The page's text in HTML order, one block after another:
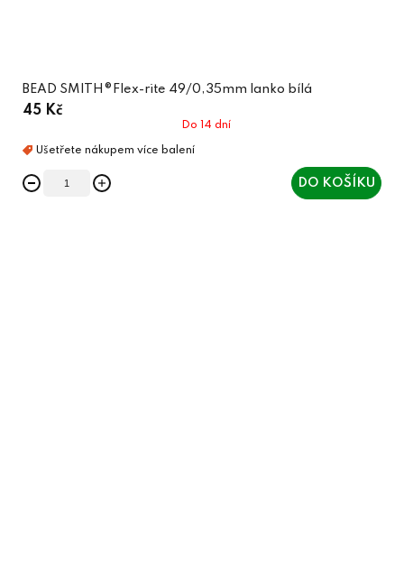
BEAD SMITH®Flex-rite 49/0,35mm lanko bílá
45 Kč
Do 14 dní
DO KOŠÍKU